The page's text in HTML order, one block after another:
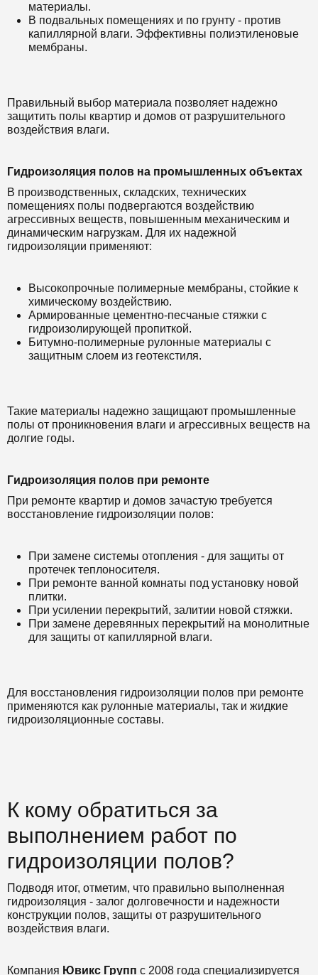
материалы.
В подвальных помещениях и по грунту - против
капиллярной влаги. Эффективны полиэтиленовые
мембраны.
Правильный выбор материала позволяет надежно
защитить полы квартир и домов от разрушительного
воздействия влаги.
Гидроизоляция полов на промышленных объектах
В производственных, складских, технических
помещениях полы подвергаются воздействию
агрессивных веществ, повышенным механическим и
динамическим нагрузкам. Для их надежной
гидроизоляции применяют:
Высокопрочные полимерные мембраны, стойкие к
химическому воздействию.
Армированные цементно-песчаные стяжки с
гидроизолирующей пропиткой.
Битумно-полимерные рулонные материалы с
защитным слоем из геотекстиля.
Такие материалы надежно защищают промышленные
полы от проникновения влаги и агрессивных веществ на
долгие годы.
Гидроизоляция полов при ремонте
При ремонте квартир и домов зачастую требуется
восстановление гидроизоляции полов:
При замене системы отопления - для защиты от
протечек теплоносителя.
При ремонте ванной комнаты под установку новой
плитки.
При усилении перекрытий, залитии новой стяжки.
При замене деревянных перекрытий на монолитные
для защиты от капиллярной влаги.
Для восстановления гидроизоляции полов при ремонте
применяются как рулонные материалы, так и жидкие
гидроизоляционные составы.
К кому обратиться за
выполнением работ по
гидроизоляции полов?
Подводя итог, отметим, что правильно выполненная
гидроизоляция - залог долговечности и надежности
конструкции полов, защиты от разрушительного
воздействия влаги.
Компания Ювикс Групп с 2008 года специализируется